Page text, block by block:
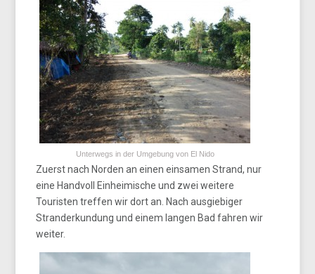
Unterwegs in der Umgebung von El Nido
Zuerst nach Norden an einen einsamen Strand, nur
eine Handvoll Einheimische und zwei weitere
Touristen treffen wir dort an. Nach ausgiebiger
Stranderkundung und einem langen Bad fahren wir
weiter.